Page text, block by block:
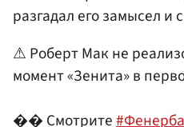
разгадал его замысел и
⚠ Роберт Мак не
момент «Зенита» в
�� Смотрите